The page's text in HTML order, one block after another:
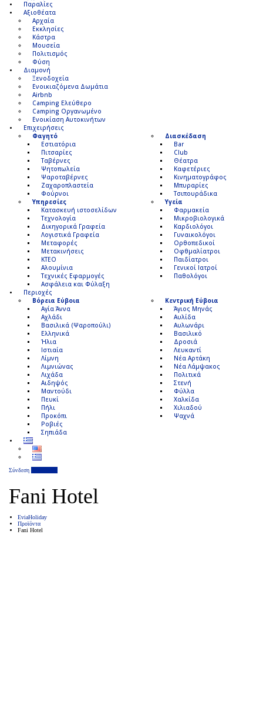
Παραλίες
Αξιοθέατα
Αρχαία
Εκκλησίες
Κάστρα
Μουσεία
Πολιτισμός
Φύση
Διαμονή
Ξενοδοχεία
Ενοικιαζόμενα Δωμάτια
Airbnb
Camping Ελεύθερο
Camping Οργανωμένο
Ενοικίαση Αυτοκινήτων
Επιχειρήσεις
Φαγητό
Εστιατόρια
Πιτσαρίες
Ταβέρνες
Ψητοπωλεία
Ψαροταβέρνες
Ζαχαροπλαστεία
Φούρνοι
Διασκέδαση
Bar
Club
Θέατρα
Καφετέριες
Κινηματογράφος
Μπυραρίες
Τσιπουράδικα
Υπηρεσίες
Κατασκευή ιστοσελίδων
Τεχνολογία
Δικηγορικά Γραφεία
Λογιστικά Γραφεία
Μεταφορές
Μετακινήσεις
ΚΤΕΟ
Αλουμίνια
Τεχνικές Εφαρμογές
Ασφάλεια και Φύλαξη
Υγεία
Φαρμακεία
Μικροβιολογικά
Καρδιολόγοι
Γυναικολόγοι
Ορθοπεδικοί
Οφθμαλίατροι
Παιδίατροι
Γενικοί Ιατροί
Παθολόγοι
Περιοχές
Βόρεια Εύβοια
Αγία Άννα
Αχλάδι
Βασιλικά (Ψαροπούλι)
Ελληνικά
Ήλια
Ιστιαία
Λίμνη
Λιμνιώνας
Λιχάδα
Αιδηψός
Μαντούδι
Πευκί
Πήλι
Προκόπι
Ροβιές
Σηπιάδα
Κεντρική Εύβοια
Άγιος Μηνάς
Αυλίδα
Αυλωνάρι
Βασιλικό
Δροσιά
Λευκαντί
Νέα Αρτάκη
Νέα Λάμψακος
Πολιτικά
Στενή
Φύλλα
Χαλκίδα
Χιλιαδού
Ψαχνά
Σύνδεση
Fani Hotel
EviaHoliday
Προϊόντα
Fani Hotel